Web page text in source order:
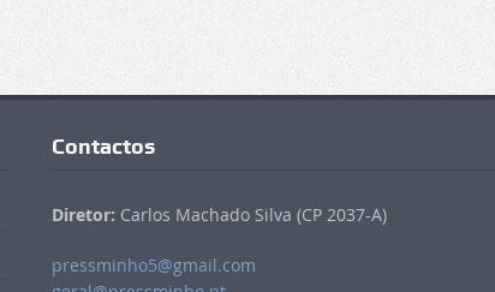
Contactos
Diretor: Carlos Machado Silva (CP 2037-A)
pressminho5@gmail.com